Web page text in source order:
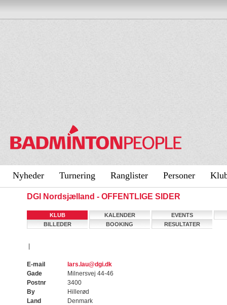
Nyheder Turnering Ranglister Personer
DGI Nordsjælland - OFFENTLIGE SIDER
KLUB KALENDER
EVENTS
BILLEDER
BOOKING RESULTATER
E-mail
lars.lau@dgi.dk
Gade
Milnersvej 44-46
Postnr
3400
By
Hillerød
Land
Denmark